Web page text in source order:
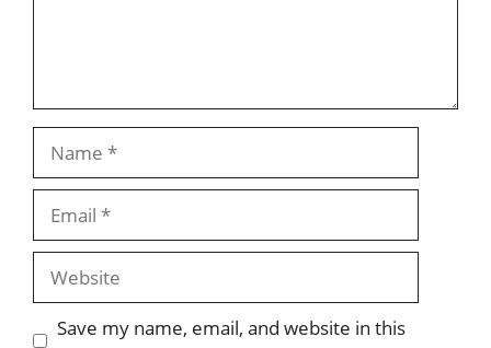
Website
Save my name, email, and website in this